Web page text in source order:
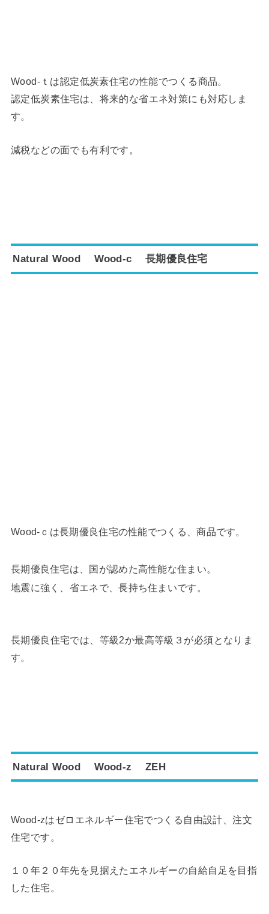
Wood-ｔは認定低炭素住宅の性能でつくる商品。
認定低炭素住宅は、将来的な省エネ対策にも対応しま
す。
減税などの面でも有利です。
Natural Wood Wood-c 長期優良住宅
Wood-ｃは長期優良住宅の性能でつくる、商品です。
長期優良住宅は、国が認めた高性能な住まい。
地震に強く、省エネで、長持ち住まいです。
長期優良住宅では、等級2か最高等級３が必須となりま
す。
Natural Wood Wood-z ZEH
Wood-zはゼロエネルギー住宅でつくる自由設計、注文
住宅です。
１０年２０年先を見据えたエネルギーの自給自足を目指
した住宅。